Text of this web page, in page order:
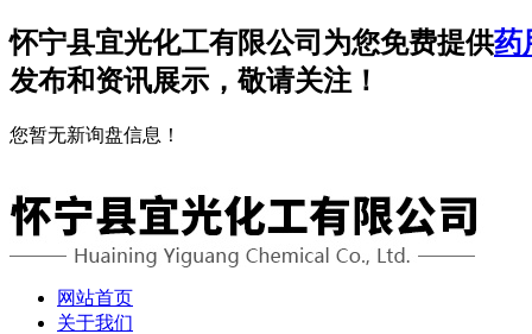
怀宁县宜光化工有限公司为您免费提供药
发布和资讯展示，敬请关注！
您暂无新询盘信息！
网站首页
关于我们